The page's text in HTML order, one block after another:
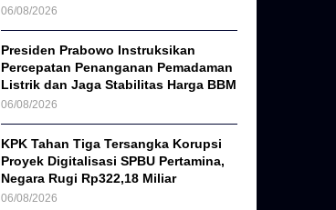
H
06/08/2026
Presiden Prabowo Instruksikan
Percepatan Penanganan Pemadaman
Listrik dan Jaga Stabilitas Harga BBM
06/08/2026
KPK Tahan Tiga Tersangka Korupsi
Proyek Digitalisasi SPBU Pertamina,
Negara Rugi Rp322,18 Miliar
06/08/2026